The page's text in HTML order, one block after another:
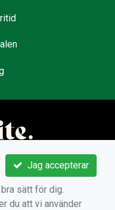
Jag accepterar
sätt för dig.
du att vi använder